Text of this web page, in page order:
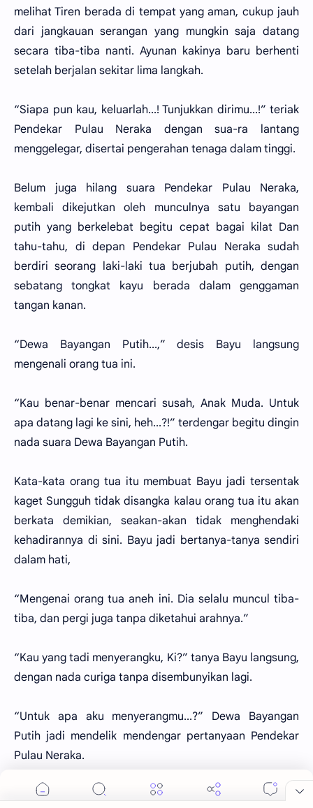
melihat Tiren berada di tempat yang aman, cukup jauh
dari jangkauan serangan yang mungkin saja datang
secara tiba-tiba nanti. Ayunan kakinya baru berhenti
setelah berjalan sekitar lima langkah.
“Siapa pun kau, keluarlah...! Tunjukkan dirimu...!” teriak
Pendekar Pulau Neraka dengan sua-ra lantang
menggelegar, disertai pengerahan tenaga dalam tinggi.
Belum juga hilang suara Pendekar Pulau Neraka,
kembali dikejutkan oleh munculnya satu bayangan
putih yang berkelebat begitu cepat bagai kilat Dan
tahu-tahu, di depan Pendekar Pulau Neraka sudah
berdiri seorang laki-laki tua berjubah putih, dengan
sebatang tongkat kayu berada dalam genggaman
tangan kanan.
“Dewa Bayangan Putih...,” desis Bayu langsung
mengenali orang tua ini.
“Kau benar-benar mencari susah, Anak Muda. Untuk
apa datang lagi ke sini, heh...?!” terdengar begitu dingin
nada suara Dewa Bayangan Putih.
Kata-kata orang tua itu membuat Bayu jadi tersentak
kaget Sungguh tidak disangka kalau orang tua itu akan
berkata demikian, seakan-akan tidak menghendaki
kehadirannya di sini. Bayu jadi bertanya-tanya sendiri
dalam hati,
“Mengenai orang tua aneh ini. Dia selalu muncul tiba-
tiba, dan pergi juga tanpa diketahui arahnya.”
“Kau yang tadi menyerangku, Ki?” tanya Bayu langsung,
dengan nada curiga tanpa disembunyikan lagi.
“Untuk apa aku menyerangmu...?” Dewa Bayangan
Putih jadi mendelik mendengar pertanyaan Pendekar
Pulau Neraka.
“Justru kedatanganku untuk menyelamatkan nyawamu